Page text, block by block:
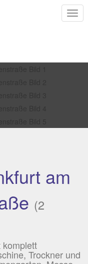
am
(2
komplett
Trockner und